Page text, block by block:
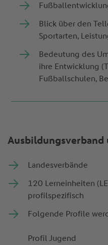
Blick über den
Sportarten,
Bedeutung des
ihre Entwicklung
Fußballschulen,
Ausbildungsverband
Landesverbände
120 Lerneinheiten
profilspezifisch
Folgende Profile
Profil Jugend